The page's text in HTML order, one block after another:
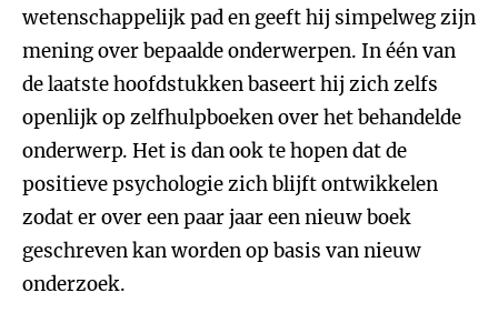
wetenschappelijk pad en geeft hij simpelweg zijn
mening over bepaalde onderwerpen. In één van
de laatste hoofdstukken baseert hij zich zelfs
openlijk op zelfhulpboeken over het behandelde
onderwerp. Het is dan ook te hopen dat de
positieve psychologie zich blijft ontwikkelen
zodat er over een paar jaar een nieuw boek
geschreven kan worden op basis van nieuw
onderzoek.